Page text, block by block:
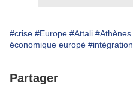
#crise #Europe #Attali #Athènes
économique europé #intégration
Partager